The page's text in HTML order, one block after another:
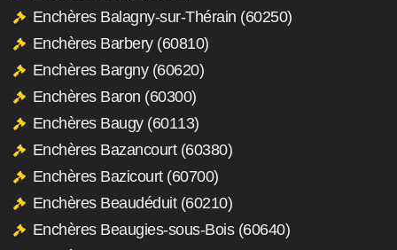
Enchères Balagny-sur-Thérain (60250)
Enchères Barbery (60810)
Enchères Bargny (60620)
Enchères Baron (60300)
Enchères Baugy (60113)
Enchères Bazancourt (60380)
Enchères Bazicourt (60700)
Enchères Beaudéduit (60210)
Enchères Beaugies-sous-Bois (60640)